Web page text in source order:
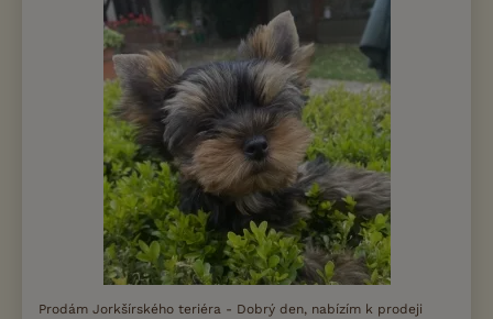
Prodám Jorkšírského teriéra - Dobrý den, nabízím k prodeji